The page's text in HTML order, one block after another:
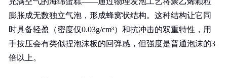
膨胀成无数独立气泡，形成蜂窝状结构。这种结构让它同
时具备轻盈（密度仅0.03g/cm³）和抗冲击的双重特性，用
手按压会有类似捏泡沫板的回弹感，但强度是普通泡沫的3
倍以上。